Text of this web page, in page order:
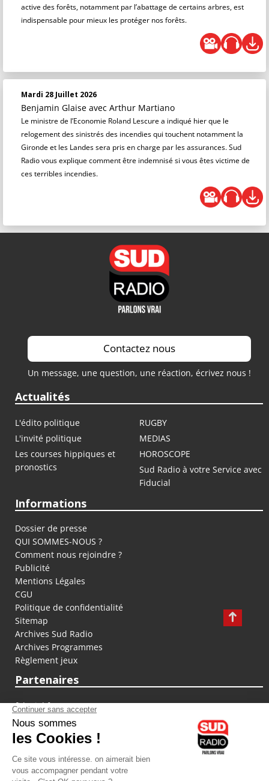
active des forêts, notamment par l’abattage de certains arbres, est
indispensable pour mieux les protéger nos forêts.
Mardi 28 Juillet 2026
Benjamin Glaise avec Arthur Martiano
Le ministre de l’Economie Roland Lescure a indiqué hier que le
relogement des sinistrés des incendies qui touchent notamment la
Gironde et les Landes sera pris en charge par les assurances. Sud
Radio vous explique comment être indemnisé si vous êtes victime de
ces terribles incendies.
Contactez nous
Un message, une question, une réaction, écrivez nous !
Actualités
L'édito politique
RUGBY
L'invité politique
MEDIAS
Les courses hippiques et
pronostics
HOROSCOPE
Sud Radio à votre Service avec
Fiducial
Informations
Dossier de presse
QUI SOMMES-NOUS ?
Comment nous rejoindre ?
Publicité
Mentions Légales
CGU
Politique de confidentialité
Sitemap
Archives Sud Radio
Archives Programmes
Règlement jeux
Partenaires
fiducial.fr
lyoncapitale.fr
olympique-et-lyonnais.com
L'application Iphone / Android